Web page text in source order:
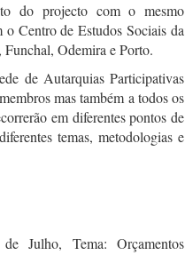
do projecto com o mesmo
Centro de Estudos Sociais da
Odemira e Porto.
de Autarquias Participativas
mas também a todos os
em diferentes pontos de
temas, metodologias e
Julho, Tema: Orçamentos